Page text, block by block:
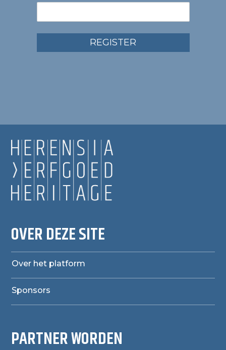
REGISTER
OVER DEZE SITE
Over het platform
Sponsors
PARTNER WORDEN